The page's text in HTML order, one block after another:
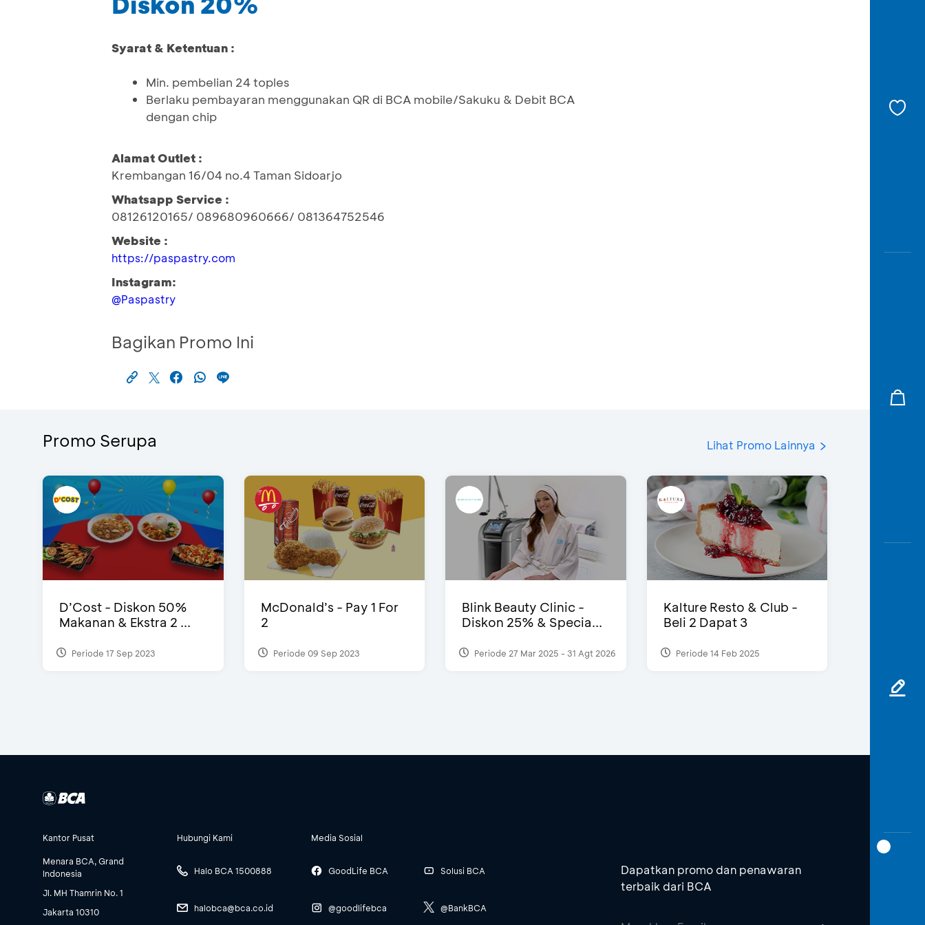
Syarat & Ketentuan :
Min. pembelian 24 toples
Berlaku pembayaran menggunakan QR di BCA mobile/Sakuku & Debit BCA
dengan chip
Alamat Outlet :
Krembangan 16/04 no.4 Taman Sidoarjo
Whatsapp Service :
08126120165/ 089680960666/ 081364752546
Website :
https://paspastry.com
Instagram:
@Paspastry
Bagikan Promo Ini
Promo Serupa Lihat Promo Lainnya
D’Cost - Diskon 50%
Makanan & Ekstra 2 ...
Periode 17 Sep 2023
McDonald’s - Pay 1 For
2
Periode 09 Sep 2023
Blink Beauty Clinic -
Diskon 25% & Specia...
Periode 27 Mar 2025 - 31 Agt 2026
Kalture Resto & Club -
Beli 2 Dapat 3
Periode 14 Feb 2025
Kantor Pusat
Menara BCA, Grand
Indonesia
Jl. MH Thamrin No. 1
Jakarta 10310
Hubungi Kami
Halo BCA 1500888
halobca@bca.co.id
Media Sosial
GoodLife BCA
@goodlifebca
Solusi BCA
@BankBCA
Dapatkan promo dan penawaran
terbaik dari BCA